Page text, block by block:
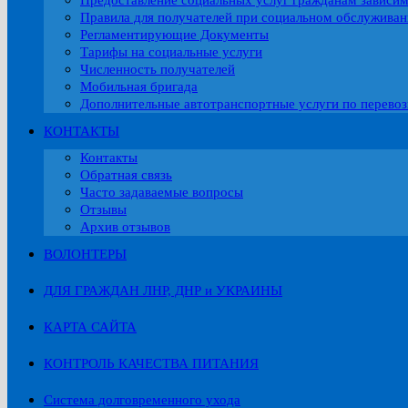
Правила для получателей при социальном
Регламентирующие Документы
Тарифы на социальные услуги
Численность получателей
Мобильная бригада
Дополнительные автотранспортные услуги по
КОНТАКТЫ
Контакты
Обратная связь
Часто задаваемые вопросы
Отзывы
Архив отзывов
ВОЛОНТЕРЫ
ДЛЯ ГРАЖДАН ЛНР, ДНР и УКРАИНЫ
КАРТА САЙТА
КОНТРОЛЬ КАЧЕСТВА ПИТАНИЯ
Система долговременного ухода